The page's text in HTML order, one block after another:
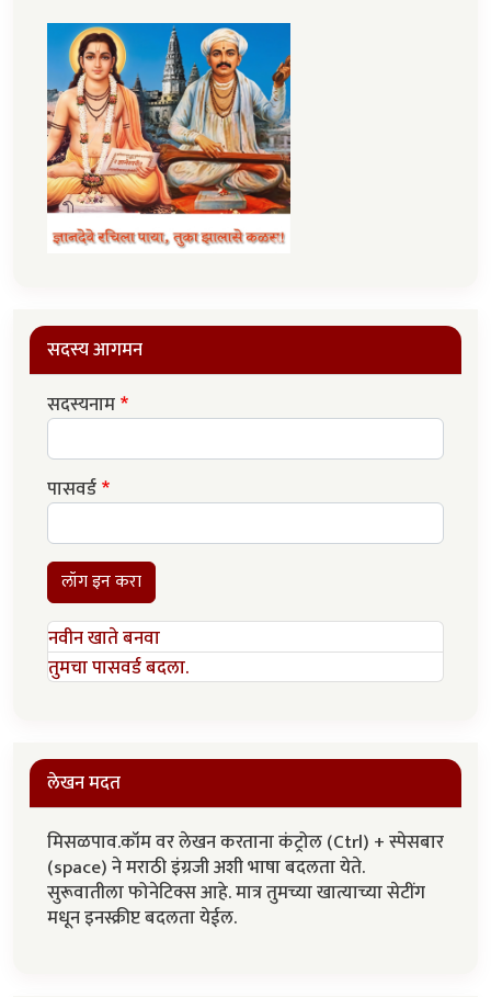
सदस्य आगमन
सदस्यनाम
पासवर्ड
लॉग इन करा
नवीन खाते बनवा
तुमचा पासवर्ड बदला.
लेखन मदत
मिसळपाव.कॉम वर लेखन करताना कंट्रोल (Ctrl) + स्पेसबार
(space) ने मराठी इंग्रजी अशी भाषा बदलता येते.
सुरूवातीला फोनेटिक्स आहे. मात्र तुमच्या खात्याच्या सेटींग
मधून इनस्क्रीप्ट बदलता येईल.